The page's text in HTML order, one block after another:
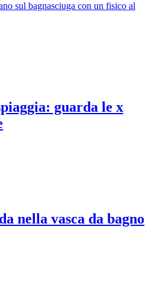
sul bagnasciuga con un fisico al
guarda le x
nella vasca da bagno